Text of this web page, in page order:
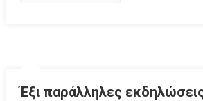
Έξι παράλληλες